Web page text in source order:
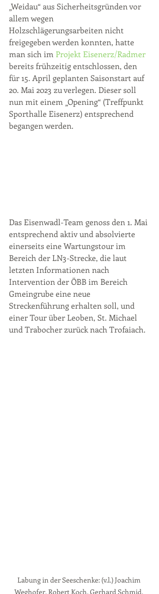
„Weidau“ aus Sicherheitsgründen vor
allem wegen
Holzschlägerungsarbeiten nicht
freigegeben werden konnten, hatte
man sich im Projekt Eisenerz/Radmer
bereits frühzeitig entschlossen, den
für 15. April geplanten Saisonstart auf
20. Mai 2023 zu verlegen. Dieser soll
nun mit einem „Opening“ (Treffpunkt
Sporthalle Eisenerz) entsprechend
begangen werden.
Das Eisenwadl-Team genoss den 1. Mai
entsprechend aktiv und absolvierte
einerseits eine Wartungstour im
Bereich der LN3-Strecke, die laut
letzten Informationen nach
Intervention der ÖBB im Bereich
Gmeingrube eine neue
Streckenführung erhalten soll, und
einer Tour über Leoben, St. Michael
und Trabocher zurück nach Trofaiach.
Labung in der Seeschenke: (v.l.) Joachim
Weghofer, Robert Koch, Gerhard Schmid,